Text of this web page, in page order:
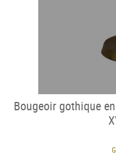
Bougeoir gothique